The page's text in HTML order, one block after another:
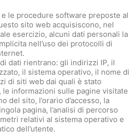
le procedure software preposte al
sito web acquisiscono, nel
esercizio, alcuni dati personali la
nell’uso dei protocolli di
dati rientrano: gli indirizzi IP, il
il sistema operativo, il nome di
di siti web dai quali è stato
le informazioni sulle pagine visitate
del sito, l’orario d’accesso, la
pagina, l’analisi di percorso
relativi al sistema operativo e
dell’utente.